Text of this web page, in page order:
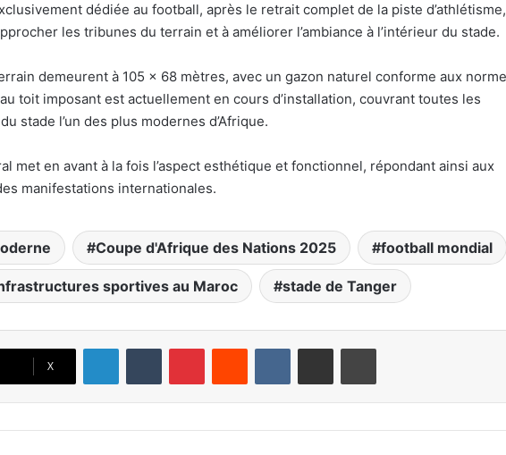
dédiée au football, après le retrait complet de la piste d’athlétisme,
les tribunes du terrain et à améliorer l’ambiance à l’intérieur du stade.
demeurent à 105 x 68 mètres, avec un gazon naturel conforme aux
toit imposant est actuellement en cours d’installation, couvrant toutes les
stade l’un des plus modernes d’Afrique.
met en avant à la fois l’aspect esthétique et fonctionnel, répondant ainsi aux
manifestations internationales.
Coupe d'Afrique des Nations 2025 football mondial
sportives au Maroc stade de Tanger
X